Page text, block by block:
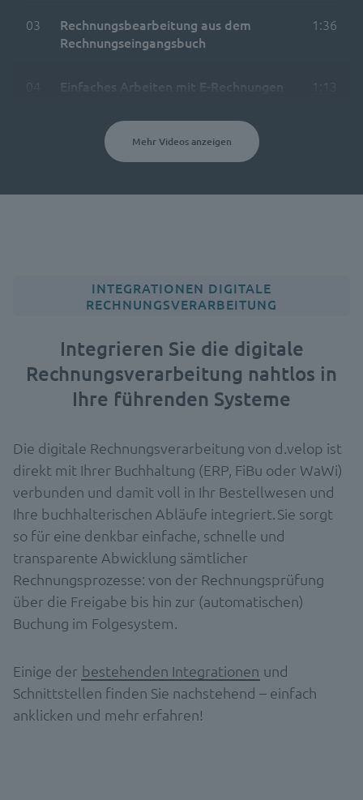
03
Rechnungsbearbeitung aus dem
Rechnungseingangsbuch
1:36
04 Einfaches Arbeiten mit E-Rechnungen 1:13
Mehr Videos anzeigen
INTEGRATIONEN DIGITALE
RECHNUNGSVERARBEITUNG
Integrieren Sie die digitale
Rechnungsverarbeitung nahtlos in
Ihre führenden Systeme
Die digitale Rechnungsverarbeitung von d.velop ist
direkt mit Ihrer Buchhaltung (ERP, FiBu oder WaWi)
verbunden und damit voll in Ihr Bestellwesen und
Ihre buchhalterischen Abläufe integriert. Sie sorgt
so für eine denkbar einfache, schnelle und
transparente Abwicklung sämtlicher
Rechnungsprozesse: von der Rechnungsprüfung
über die Freigabe bis hin zur (automatischen)
Buchung im Folgesystem.
Einige der bestehenden Integrationen und
Schnittstellen finden Sie nachstehend – einfach
anklicken und mehr erfahren!